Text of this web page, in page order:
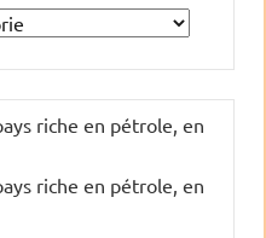
riche en pétrole, en
riche en pétrole, en